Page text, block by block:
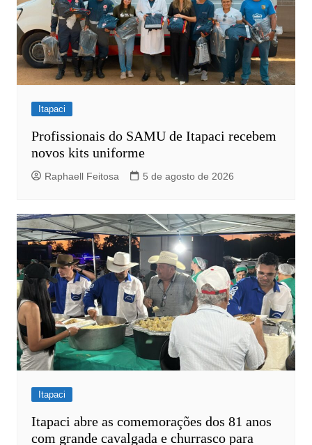
Itapaci
Profissionais do SAMU de Itapaci recebem
novos kits uniforme
Raphaell Feitosa 5 de agosto de 2026
Itapaci
Itapaci abre as comemorações dos 81 anos
com grande cavalgada e churrasco para